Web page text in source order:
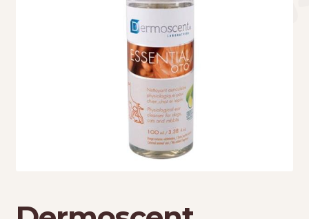
Φροντίδα – Είδη Υγιεινής